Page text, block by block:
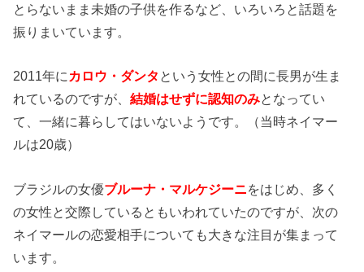
とらないまま未婚の子供を作るなど、いろいろと話題を
振りまいています。
2011年に カロウ・ダンタ という女性との間に長男が生ま
れているのですが、結婚はせずに認知のみとなってい
て、一緒に暮らしてはいないようです。（当時ネイマー
ルは20歳）
ブラジルの女優ブルーナ・マルケジーニをはじめ、多く
の女性と交際しているともいわれていたのですが、次の
ネイマールの恋愛相手についても大きな注目が集まって
います。